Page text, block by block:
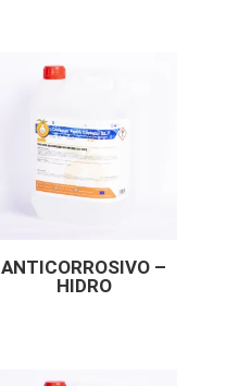
ANTICORROSIVO –
HIDRO